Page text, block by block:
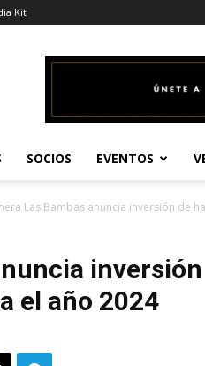
Kit
SOCIOS EVENTOS
Las Bambas anuncia inversión de
el año 2024